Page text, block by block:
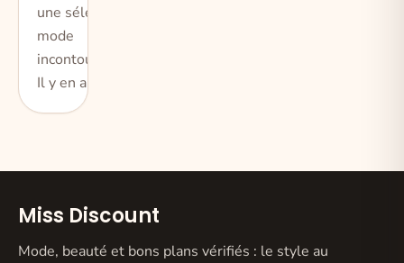
une sélection
mode
incontournable !
Il y en a pou
Miss Discount
Mode, beauté et bons plans vérifiés : le style au